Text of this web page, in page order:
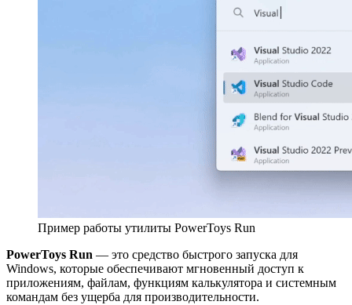
Пример работы утилиты PowerToys Run
PowerToys Run — это средство быстрого запуска для
Windows, которые обеспечивают мгновенный доступ к
приложениям, файлам, функциям калькулятора и системным
командам без ущерба для производительности.